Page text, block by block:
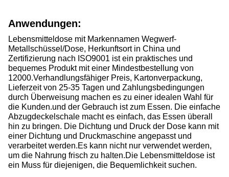
Anwendungen:
Lebensmitteldose mit Markennamen Wegwerf-
Metallschüssel/Dose, Herkunftsort in China und
Zertifizierung nach ISO9001 ist ein praktisches und
bequemes Produkt mit einer Mindestbestellung von
12000.Verhandlungsfähiger Preis, Kartonverpackung,
Lieferzeit von 25-35 Tagen und Zahlungsbedingungen
durch Überweisung machen es zu einer idealen Wahl für
die Kunden.und der Gebrauch ist zum Essen. Die einfache
Abzugdeckelschale macht es einfach, das Essen überall
hin zu bringen. Die Dichtung und Druck der Dose kann mit
einer Dichtung und Druckmaschine angepasst und
verarbeitet werden.Es kann nicht nur verwendet werden,
um die Nahrung frisch zu halten.Die Lebensmitteldose ist
ein Muss für diejenigen, die Bequemlichkeit suchen.